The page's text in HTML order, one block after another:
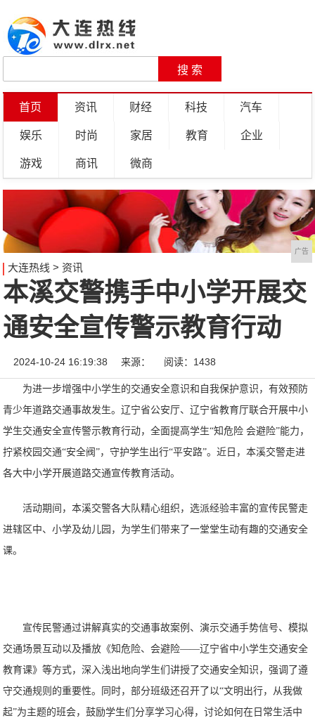
首页 资讯 财经 科技 汽车
娱乐 时尚 家居 教育 企业
游戏 商讯 微商
广告
大连热线 > 资讯
本溪交警携手中小学开展交
通安全宣传警示教育行动
2024-10-24 16:19:38 来源： 阅读：1438
为进一步增强中小学生的交通安全意识和自我保护意识，有效预防
青少年道路交通事故发生。辽宁省公安厅、辽宁省教育厅联合开展中小
学生交通安全宣传警示教育行动，全面提高学生“知危险 会避险”能力，
拧紧校园交通“安全阀”，守护学生出行“平安路”。近日，本溪交警走进
各大中小学开展道路交通宣传教育活动。
活动期间，本溪交警各大队精心组织，选派经验丰富的宣传民警走
进辖区中、小学及幼儿园，为学生们带来了一堂堂生动有趣的交通安全
课。
宣传民警通过讲解真实的交通事故案例、演示交通手势信号、模拟
交通场景互动以及播放《知危险、会避险——辽宁省中小学生交通安全
教育课》等方式，深入浅出地向学生们讲授了交通安全知识，强调了遵
守交通规则的重要性。同时，部分班级还召开了以“文明出行，从我做
起”为主题的班会，鼓励学生们分享学习心得，讨论如何在日常生活中